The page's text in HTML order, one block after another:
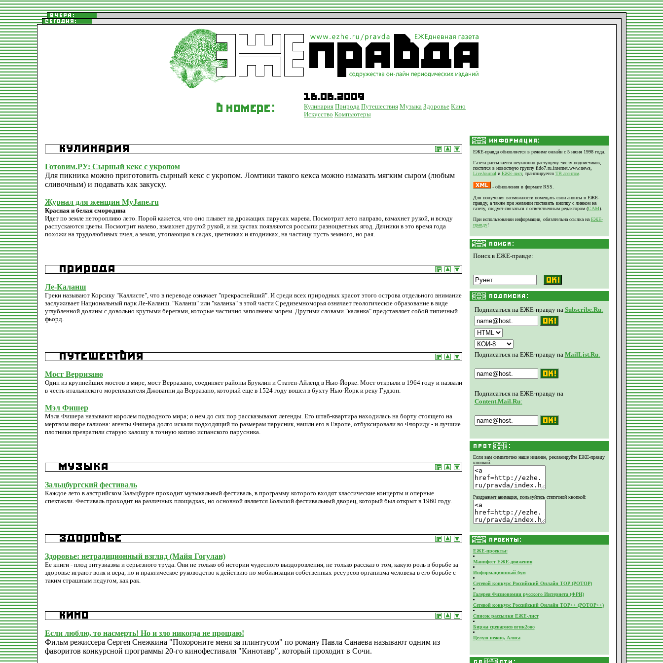
Кулинария Природа Путешествия Музыка Здоровье Кино
Искусство Компьютеры
Готовим.РУ: Сырный кекс с укропом
Для пикника можно приготовить сырный кекс с укропом. Ломтики такого кекса можно намазать мягким сыром (любым
сливочным) и подавать как закуску.
Журнал для женщин MyJane.ru
Красная и белая смородина
Идет по земле неторопливо лето. Порой кажется, что оно плывет на дрожащих парусах марева. Посмотрит лето направо, взмахнет рукой, и всюду
распускаются цветы. Посмотрит налево, взмахнет другой рукой, и на кустах появляются россыпи разноцветных ягод. Дачники в это время года
похожи на трудолюбивых пчел, а земля, утопающая в садах, цветниках и ягодниках, на частицу пусть земного, но рая.
Ле-Каланш
Греки называют Корсику "Каллисте", что в переводе означает "прекраснейший". И среди всех природных красот этого острова отдельного внимание
заслуживает Национальный парк Ле-Каланш. "Каланш" или "каланка" в этой части Средиземноморья означает геологическое образование в виде
углубленной долины с довольно крутыми берегами, которые частично заполнены морем. Другими словами "каланка" представляет собой типичный
фьорд.
Мост Верризано
Один из крупнейших мостов в мире, мост Верразано, соединяет районы Бруклин и Статен-Айленд в Нью-Йорке. Мост открыли в 1964 году и назвали
в честь итальянского мореплавателя Джованни да Верразано, который еще в 1524 году вошел в бухту Нью-Йорк и реку Гудзон.
Мэл Фишер
Мэла Фишера называют королем подводного мира; о нем до сих пор рассказывают легенды. Его штаб-квартира находилась на борту стоящего на
мертвом якоре галиона: агенты Фишера долго искали подходящий по размерам парусник, нашли его в Европе, отбуксировали во Флориду - и лучшие
плотники превратили старую калошу в точную копию испанского парусника.
Зальцбургский фестиваль
Каждое лето в австрийском Зальцбурге проходит музыкальный фестиваль, в программу которого входят классические концерты и оперные
спектакли. Фестиваль проходит на различных площадках, но основной является Большой фестивальный дворец, который был открыт в 1960 году.
Здоровье: нетрадиционный взгляд (Майя Гогулан)
Ее книги - плод энтузиазма и серьезного труда. Они не только об истории чудесного выздоровления, не только рассказ о том, какую роль в борьбе за
здоровье играют воля и вера, но и практическое руководство к действию по мобилизации собственных ресурсов организма человека в его борьбе с
таким страшным недугом, как рак.
Если люблю, то насмерть! Но и зло никогда не прощаю!
Фильм режиссера Сергея Снежкина "Похороните меня за плинтусом" по роману Павла Санаева называют одним из
фаворитов конкурсной программы 20-го кинофестиваля "Кинотавр", который проходит в Сочи.
ЕЖЕ-правда обновляется в режиме онлайн с 5 июня 1998 года.
Газета рассылается неуклонно растущему числу подписчиков,
постится в новостную группу fido7.ru.internet.www.news,
LiveJournal и ЕЖЕ-лист, транслируется ТВ агентом.
- обновления в формате RSS.
Для получения возможности помещать свои анонсы в ЕЖЕ-
правду, а также при желании поставить кнопку с линком на
газету, следует связаться с ответственным редактором (CAM).
При использовании информации, обязательна ссылка на ЕЖЕ-
правду!
Поиск в ЕЖЕ-правде:
Подписаться на ЕЖЕ-правду на Subscribe.Ru:
Подписаться на ЕЖЕ-правду на MailList.Ru:
Подписаться на ЕЖЕ-правду на
Content.Mail.Ru:
Если вам симпатично наше издание, рекламируйте ЕЖЕ-правду
кнопкой:
Раздражает анимация, пользуйтесь статичной кнопкой:
ЕЖЕ-проекты:
Манифест ЕЖЕ-движения
Информационный бум
Сетевой конкурс Российский Онлайн ТОР (РОТОР)
Галерея Физиономии русского Интернета (ФРИ)
Сетевой конкурс Российский Онлайн ТОР++ (РОТОР++)
Список рассылки ЕЖЕ-лист
Биржа сценариев вгик2ооо
Целую нежно, Алиса